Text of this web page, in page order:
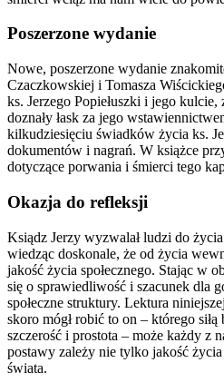
Poszerzone wydanie
Nowe, poszerzone wydanie
Czaczkowskiej i Tomasza
ks. Jerzego Popiełuszki i jego
doznały łask za jego
kilkudziesięciu świadków życia ks.
dokumentów i nagrań. W książce
dotyczące porwania i śmierci tego
Okazja do refleksji
Ksiądz Jerzy wyzwalał ludzi do
wiedząc doskonale, że od życia
jakość życia społecznego. Stając w
się o sprawiedliwość i szacunek dla
społeczne struktury. Lektura
skoro mógł robić to on – którego siłą
szczerość i prostota – może każdy z
postawy zależy nie tylko jakość
świata.